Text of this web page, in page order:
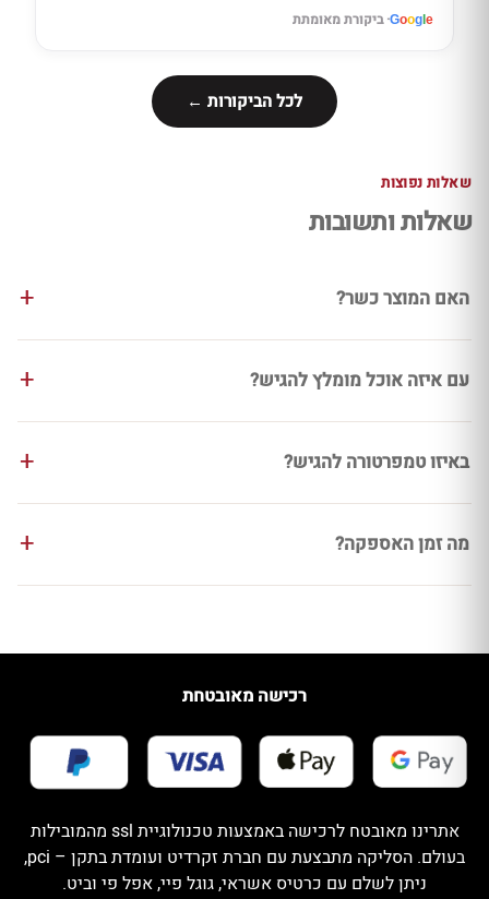
Google · ביקורת מאומתת
לכל הביקורות ←
שאלות נפוצות
שאלות ותשובות
האם המוצר כשר?
עם איזה אוכל מומלץ להגיש?
באיזו טמפרטורה להגיש?
מה זמן האספקה?
רכישה מאובטחת
אתרינו מאובטח לרכישה באמצעות טכנולוגיית ssl מהמובילות
בעולם. הסליקה מתבצעת עם חברת זקרדיט ועומדת בתקן – pci,
ניתן לשלם עם כרטיס אשראי, גוגל פיי, אפל פי וביט.